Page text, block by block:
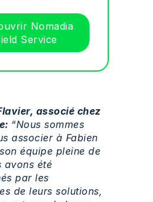
Nomadia
Service
associé chez
“Nous sommes
associer à Fabien
équipe pleine de
avons été
par les
de leurs solutions,